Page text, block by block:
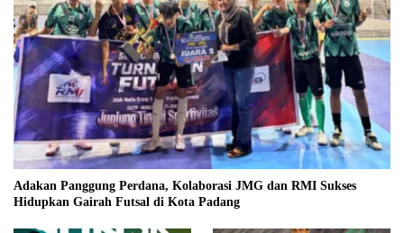
Adakan Panggung Perdana, Kolaborasi JMG dan RMI Sukses
Hidupkan Gairah Futsal di Kota Padang